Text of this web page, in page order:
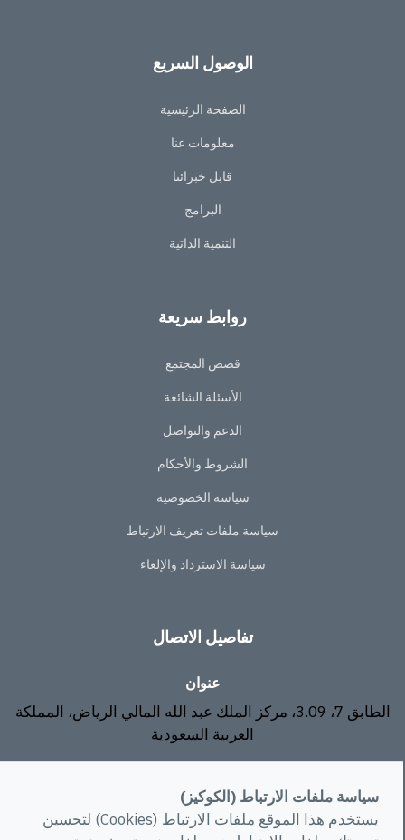
الوصول السريع
الصفحة الرئيسية
معلومات عنا
قابل خبرائنا
البرامج
التنمية الذاتية
روابط سريعة
قصص المجتمع
الأسئلة الشائعة
الدعم والتواصل
الشروط والأحكام
سياسة الخصوصية
سياسة ملفات تعريف الارتباط
سياسة الاسترداد والإلغاء
تفاصيل الاتصال
عنوان
الطابق 7، 3.09، مركز الملك عبد الله المالي الرياض، المملكة
العربية السعودية
info@rawa.com.sa
سياسة ملفات الارتباط (الكوكيز)
يستخدم هذا الموقع ملفات الارتباط (Cookies) لتحسين